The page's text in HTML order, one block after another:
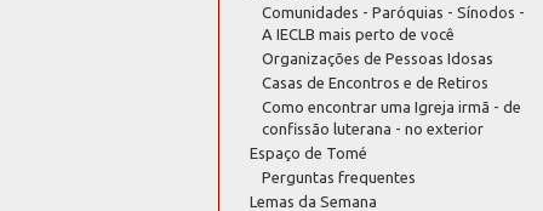
Comunidades - Paróquias - Sínodos -
A IECLB mais perto de você
Organizações de Pessoas Idosas
Casas de Encontros e de Retiros
Como encontrar uma Igreja irmã - de
confissão luterana - no exterior
Espaço de Tomé
Perguntas frequentes
Lemas da Semana